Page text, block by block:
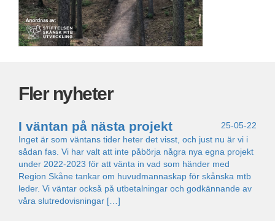
Fler nyheter
25-05-22
I väntan på nästa projekt
Inget är som väntans tider heter det visst, och just nu är vi i
sådan fas. Vi har valt att inte påbörja några nya egna projekt
under 2022-2023 för att vänta in vad som händer med
Region Skåne tankar om huvudmannaskap för skånska mtb
leder. Vi väntar också på utbetalningar och godkännande av
våra slutredovisningar […]